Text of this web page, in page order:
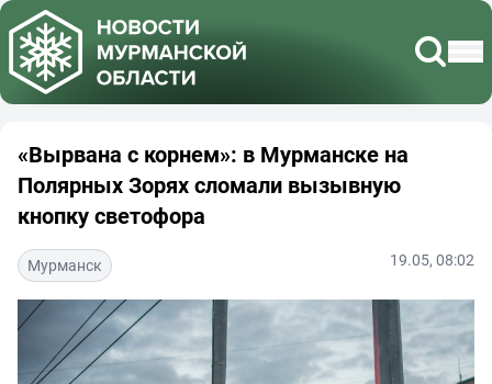
«Вырвана с корнем»: в Мурманске на
Полярных Зорях сломали вызывную
кнопку светофора
Мурманск 19.05, 08:02